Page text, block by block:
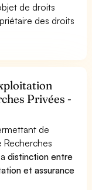
de droits
des droits
Privées -
de
distinction entre
et assurance